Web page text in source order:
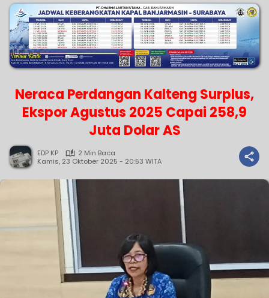
Neraca Perdangan Kalteng Surplus,
Ekspor Agustus 2025 Capai 258,9
Juta Dolar AS
EDP KP
2 Min Baca
Kamis, 23 Oktober 2025 - 20:53 WITA